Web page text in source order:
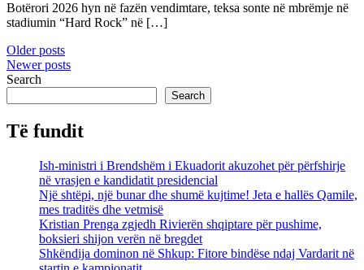
Botërori 2026 hyn në fazën vendimtare, teksa sonte në mbrëmje në
stadiumin “Hard Rock” në […]
Posts
navigation
Older posts
Newer posts
Search
Search
Të fundit
Ish-ministri i Brendshëm i Ekuadorit akuzohet për përfshirje
në vrasjen e kandidatit presidencial
Një shtëpi, një bunar dhe shumë kujtime! Jeta e hallës Qamile,
mes traditës dhe vetmisë
Kristian Prenga zgjedh Rivierën shqiptare për pushime,
boksieri shijon verën në bregdet
Shkëndija dominon në Shkup: Fitore bindëse ndaj Vardarit në